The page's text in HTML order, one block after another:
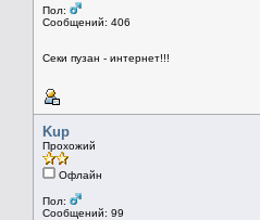
Пол:
Сообщений: 406
Секи пузан - интернет!!!
Kup
Прохожий
Офлайн
Пол:
Сообщений: 99